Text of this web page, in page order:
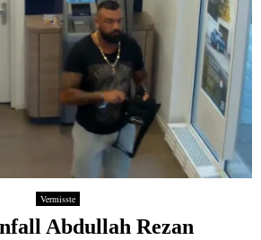
Vermisste
Abdullah Rezan